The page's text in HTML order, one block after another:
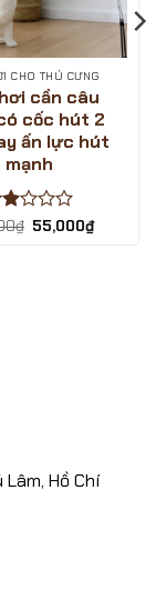
CHO THÚ CƯNG
cần câu
cốc hút 2
ấn lực hút
mạnh
₫ Giá
gốc
55,000₫Giá
Hồ Chí